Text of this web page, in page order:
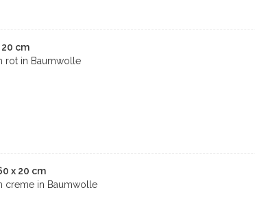
cm
rot in Baumwolle
x 20 cm
creme in Baumwolle